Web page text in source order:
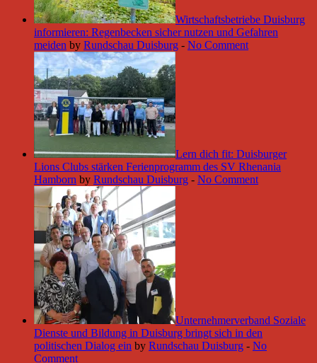
Wirtschaftsbetriebe Duisburg
informieren: Regenbecken sicher nutzen und Gefahren
meiden by Rundschau Duisburg - No Comment
Lern dich fit: Duisburger
Lions Clubs stärken Ferienprogramm des SV Rhenania
Hamborn by Rundschau Duisburg - No Comment
Unternehmerverband Soziale
Dienste und Bildung in Duisburg bringt sich in den
politischen Dialog ein by Rundschau Duisburg - No
Comment